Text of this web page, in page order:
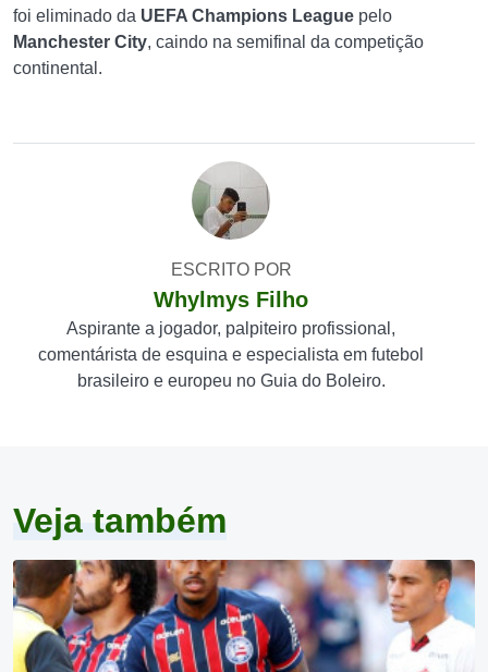
foi eliminado da UEFA Champions League pelo
Manchester City, caindo na semifinal da competição
continental.
ESCRITO POR
Whylmys Filho
Aspirante a jogador, palpiteiro profissional,
comentárista de esquina e especialista em futebol
brasileiro e europeu no Guia do Boleiro.
Veja também